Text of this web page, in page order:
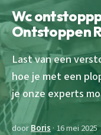
Wc
Ontstoppen
Last van een
hoe je met een
je onze experts
doorBoris· 16 mei 2025